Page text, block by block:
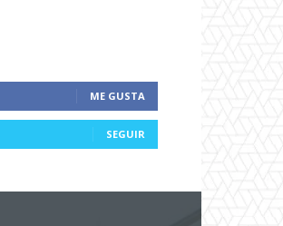
ME GUSTA
SEGUIR